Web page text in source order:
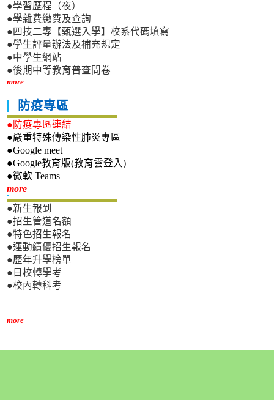
●學習歷程（夜）
●學雜費繳費及查詢
●四技二專【甄選入學】校系代碼填寫
●學生評量辦法及補充規定
●中學生網站
●後期中等教育普查問卷
more
防疫專區
●防疫專區連結
●嚴重特殊傳染性肺炎專區
●Google meet
●Google教育版(教育雲登入)
●微軟 Teams
more新生專區
●新生報到
●招生管道名額
●特色招生報名
●運動績優招生報名
●歷年升學榜單
●日校轉學考
●校內轉科考
more